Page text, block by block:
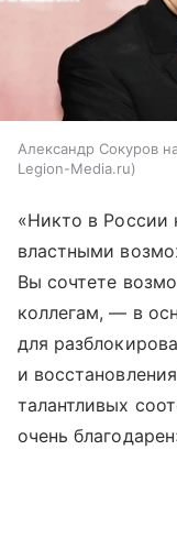
Александр Сокуров
Legion-Media.ru
«Никто в России
властными
Вы сочтете
коллегам, — в
для
и
талантливых
очень